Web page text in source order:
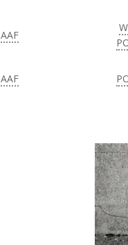
AAF
AAF